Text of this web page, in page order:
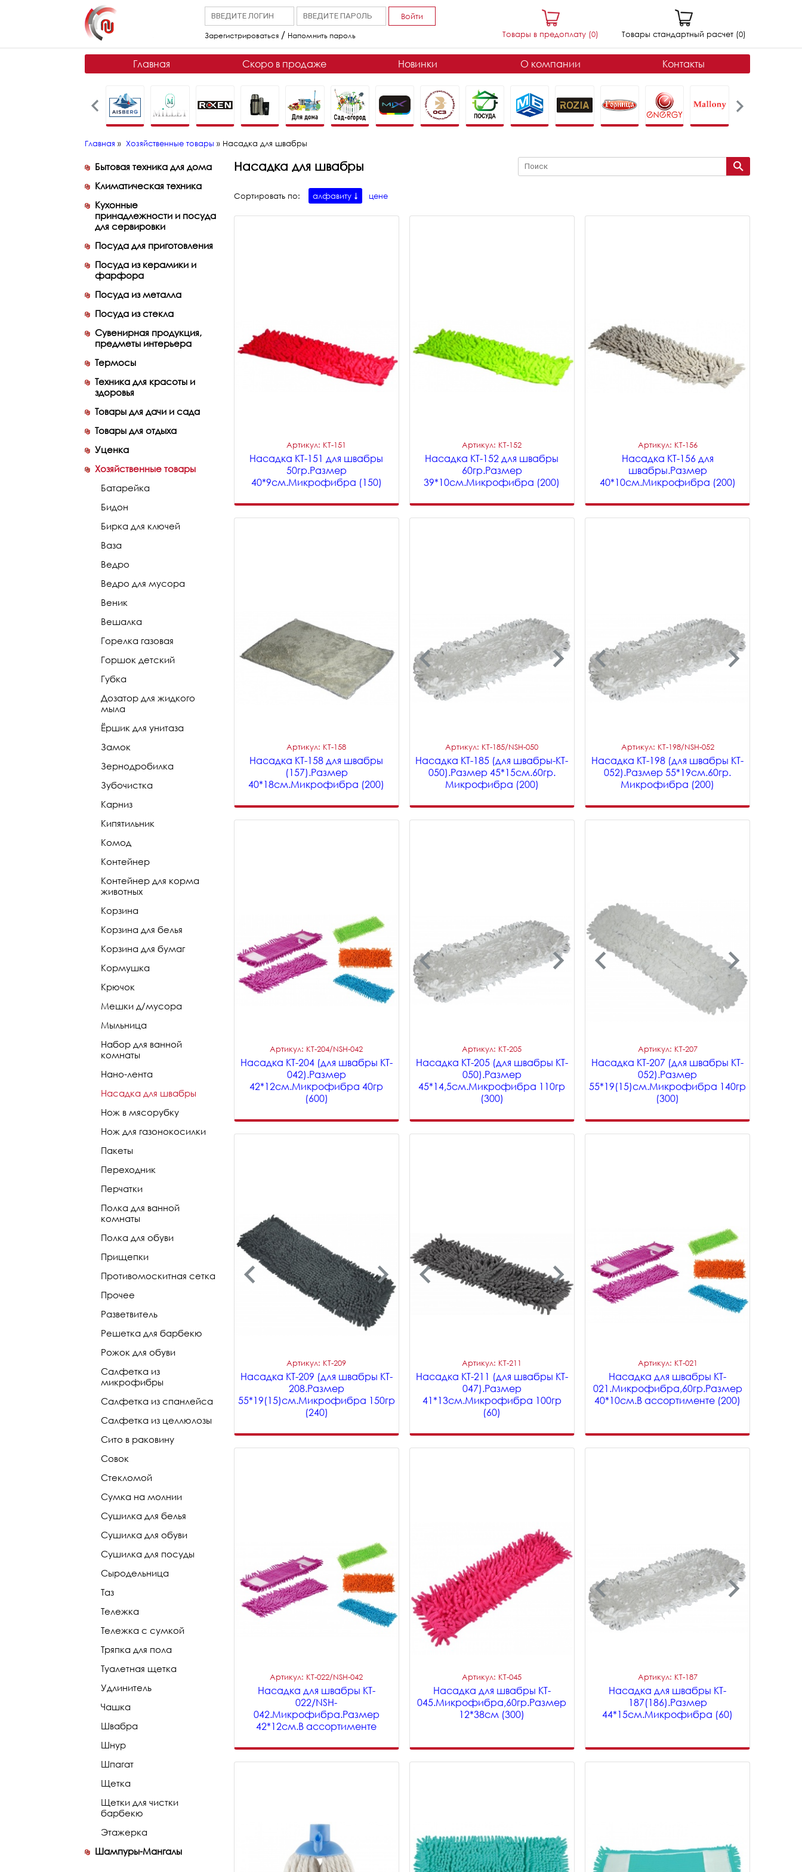
Войти
Зарегистрироваться / Напомнить пароль Товары в предоплату (0) Товары стандартный расчет (0)
Главная Скоро в продаже Новинки О компании Контакты
Главная » Хозяйственные товары » Насадка для швабры
Бытовая техника для дома
Климатическая техника
Кухонные
принадлежности и посуда
для сервировки
Посуда для приготовления
Посуда из керамики и
фарфора
Посуда из металла
Посуда из стекла
Сувенирная продукция,
предметы интерьера
Термосы
Техника для красоты и
здоровья
Товары для дачи и сада
Товары для отдыха
Уценка
Хозяйственные товары
Батарейка
Бидон
Бирка для ключей
Ваза
Ведро
Ведро для мусора
Веник
Вешалка
Горелка газовая
Горшок детский
Губка
Дозатор для жидкого
мыла
Ёршик для унитаза
Замок
Зернодробилка
Зубочистка
Карниз
Кипятильник
Комод
Контейнер
Контейнер для корма
животных
Корзина
Корзина для белья
Корзина для бумаг
Кормушка
Крючок
Мешки д/мусора
Мыльница
Набор для ванной
комнаты
Нано-лента
Насадка для швабры
Нож в мясорубку
Нож для газонокосилки
Пакеты
Переходник
Перчатки
Полка для ванной
комнаты
Полка для обуви
Прищепки
Противомоскитная сетка
Прочее
Разветвитель
Решетка для барбекю
Рожок для обуви
Салфетка из
микрофибры
Салфетка из спанлейса
Салфетка из целлюлозы
Сито в раковину
Совок
Стекломой
Сумка на молнии
Сушилка для белья
Сушилка для обуви
Сушилка для посуды
Сыродельница
Таз
Тележка
Тележка с сумкой
Тряпка для пола
Туалетная щетка
Удлинитель
Чашка
Швабра
Шнур
Шпагат
Щетка
Щетки для чистки
барбекю
Этажерка
Шампуры-Мангалы
Насадка для швабры
Сортировать по: алфавиту цене
Артикул: KT-151
Насадка KT-151 для швабры
50гр.Размер
40*9см.Микрофибра (150)
Артикул: KT-152
Насадка KT-152 для швабры
60гр.Размер
39*10см.Микрофибра (200)
Артикул: KT-156
Насадка KT-156 для
швабры.Размер
40*10см.Микрофибра (200)
Артикул: KT-158
Насадка KT-158 для швабры
(157).Размер
40*18см.Микрофибра (200)
Артикул: KT-185/NSH-050
Насадка KT-185 (для швабры-KT-
050).Размер 45*15см.60гр.
Микрофибра (200)
Артикул: KT-198/NSH-052
Насадка KT-198 (для швабры KT-
052).Размер 55*19см.60гр.
Микрофибра (200)
Артикул: KT-204/NSH-042
Насадка KT-204 (для швабры KT-
042).Размер
42*12см.Микрофибра 40гр
(600)
Артикул: KT-205
Насадка KT-205 (для швабры KT-
050).Размер
45*14,5см.Микрофибра 110гр
(300)
Артикул: KT-207
Насадка KT-207 (для швабры KT-
052).Размер
55*19(15)см.Микрофибра 140гр
(300)
Артикул: KT-209
Насадка KT-209 (для швабры KT-
208.Размер
55*19(15)см.Микрофибра 150гр
(240)
Артикул: KT-211
Насадка KT-211 (для швабры KT-
047).Размер
41*13см.Микрофибра 100гр
(60)
Артикул: KT-021
Насадка для швабры KT-
021.Микрофибра,60гр.Размер
40*10см.В ассортименте (200)
Артикул: KT-022/NSH-042
Насадка для швабры KT-
022/NSH-
042.Микрофибра.Размер
42*12см.В ассортименте
Артикул: KT-045
Насадка для швабры KT-
045.Микрофибра,60гр.Размер
12*38см (300)
Артикул: KT-187
Насадка для швабры KT-
187(186).Размер
44*15см.Микрофибра (60)